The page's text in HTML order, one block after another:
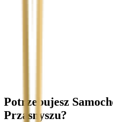
Potrzebujesz
Przasnyszu?